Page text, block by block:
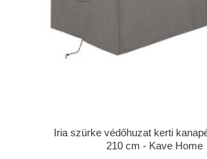
Iria szürke védőhuzat kerti
210 cm - Kave Home